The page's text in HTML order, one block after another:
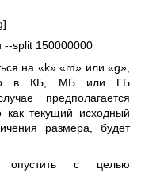
split 150000000
на «k» «m» или «g»,
в КБ, МБ или ГБ
предполагается
как текущий исходный
размера, будет
с целью